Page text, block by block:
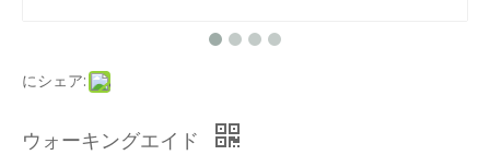
にシェア:
ウォーキングエイド